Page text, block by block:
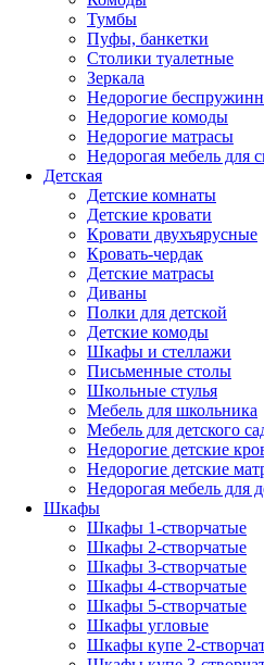
Тумбы
Пуфы, банкетки
Столики туалетные
Зеркала
Недорогие
Недорогие комоды
Недорогие матрасы
Недорогая мебель для
Детская
Детские комнаты
Детские кровати
Кровати двухъярусные
Кровать-чердак
Детские матрасы
Диваны
Полки для детской
Детские комоды
Шкафы и стеллажи
Письменные столы
Школьные стулья
Мебель для школьника
Мебель для детского
Недорогие детские
Недорогие детские
Недорогая мебель для
Шкафы
Шкафы 1-створчатые
Шкафы 2-створчатые
Шкафы 3-створчатые
Шкафы 4-створчатые
Шкафы 5-створчатые
Шкафы угловые
Шкафы купе 2-